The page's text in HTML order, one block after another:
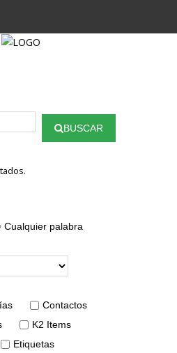
BUSCAR
Cualquier palabra
Contactos
K2 Items
Etiquetas